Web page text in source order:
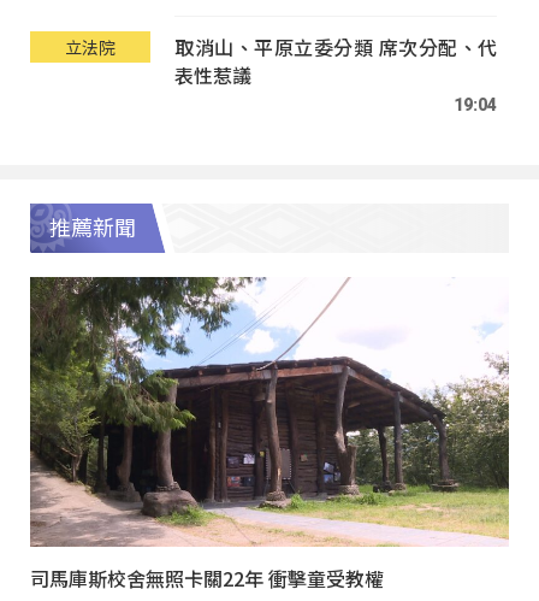
立法院
取消山、平原立委分類 席次分配、代
表性惹議
19:04
推薦新聞
司馬庫斯校舍無照卡關22年 衝擊童受教權